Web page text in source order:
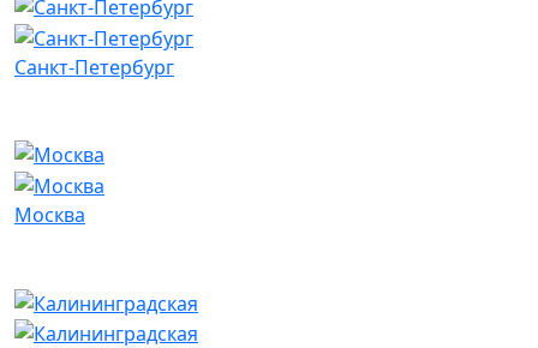
Санкт-Петербург
Москва